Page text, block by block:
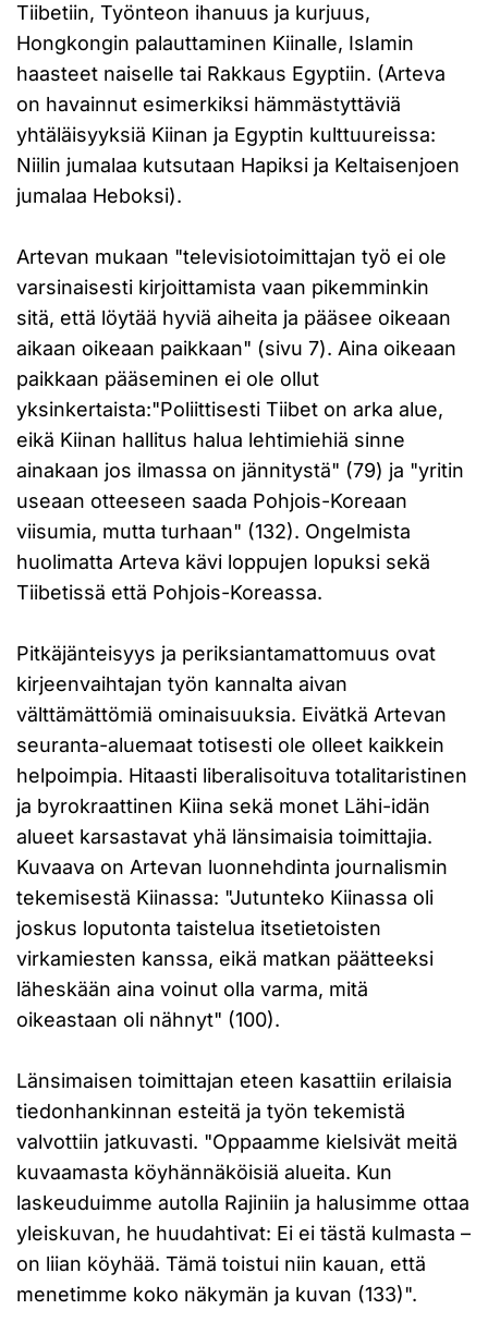
Tiibetiin, Työnteon ihanuus ja kurjuus,
Hongkongin palauttaminen Kiinalle, Islamin
haasteet naiselle tai Rakkaus Egyptiin. (Arteva
on havainnut esimerkiksi hämmästyttäviä
yhtäläisyyksiä Kiinan ja Egyptin kulttuureissa:
Niilin jumalaa kutsutaan Hapiksi ja Keltaisenjoen
jumalaa Heboksi).
Artevan mukaan "televisiotoimittajan työ ei ole
varsinaisesti kirjoittamista vaan pikemminkin
sitä, että löytää hyviä aiheita ja pääsee oikeaan
aikaan oikeaan paikkaan" (sivu 7). Aina oikeaan
paikkaan pääseminen ei ole ollut
yksinkertaista:"Poliittisesti Tiibet on arka alue,
eikä Kiinan hallitus halua lehtimiehiä sinne
ainakaan jos ilmassa on jännitystä" (79) ja "yritin
useaan otteeseen saada Pohjois-Koreaan
viisumia, mutta turhaan" (132). Ongelmista
huolimatta Arteva kävi loppujen lopuksi sekä
Tiibetissä että Pohjois-Koreassa.
Pitkäjänteisyys ja periksiantamattomuus ovat
kirjeenvaihtajan työn kannalta aivan
välttämättömiä ominaisuuksia. Eivätkä Artevan
seuranta-aluemaat totisesti ole olleet kaikkein
helpoimpia. Hitaasti liberalisoituva totalitaristinen
ja byrokraattinen Kiina sekä monet Lähi-idän
alueet karsastavat yhä länsimaisia toimittajia.
Kuvaava on Artevan luonnehdinta journalismin
tekemisestä Kiinassa: "Jutunteko Kiinassa oli
joskus loputonta taistelua itsetietoisten
virkamiesten kanssa, eikä matkan päätteeksi
läheskään aina voinut olla varma, mitä
oikeastaan oli nähnyt" (100).
Länsimaisen toimittajan eteen kasattiin erilaisia
tiedonhankinnan esteitä ja työn tekemistä
valvottiin jatkuvasti. "Oppaamme kielsivät meitä
kuvaamasta köyhännäköisiä alueita. Kun
laskeuduimme autolla Rajiniin ja halusimme ottaa
yleiskuvan, he huudahtivat: Ei ei tästä kulmasta –
on liian köyhää. Tämä toistui niin kauan, että
menetimme koko näkymän ja kuvan (133)".